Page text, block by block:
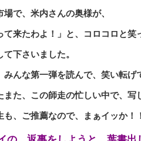
場で、米内さんの奥様が、
て来たわよ！」と、コロコロと笑
下さいました。
みんな第一弾を読んで、笑い転げ
また、この師走の忙しい中で、写
も、ご推薦なので、まぁイッか！